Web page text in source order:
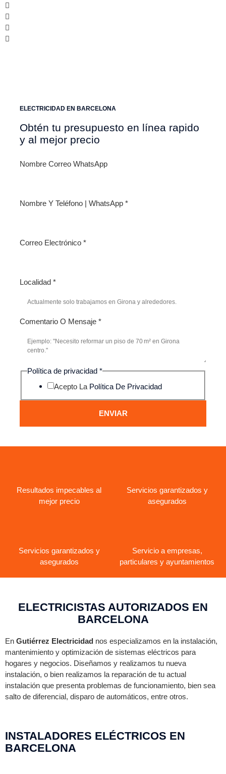
ELECTRICIDAD EN BARCELONA
Obtén tu presupuesto en línea rapido
y al mejor precio
Nombre Correo WhatsApp
Nombre Y Teléfono | WhatsApp *
Correo Electrónico *
Localidad *
Comentario O Mensaje *
Política de privacidad*
Acepto La Política De Privacidad
ENVIAR
Resultados impecables al
mejor precio
Servicios garantizados y
asegurados
Servicios garantizados y
asegurados
Servicio a empresas,
particulares y ayuntamientos
ELECTRICISTAS AUTORIZADOS EN
BARCELONA
En Gutiérrez Electricidad nos especializamos en la instalación,
mantenimiento y optimización de sistemas eléctricos para
hogares y negocios. Diseñamos y realizamos tu nueva
instalación, o bien realizamos la reparación de tu actual
instalación que presenta problemas de funcionamiento, bien sea
salto de diferencial, disparo de automáticos, entre otros.
INSTALADORES ELÉCTRICOS EN
BARCELONA